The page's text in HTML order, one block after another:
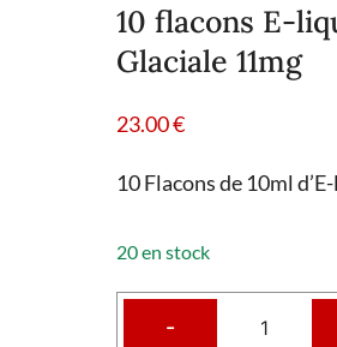
10 flacons E-
Glaciale 11mg
23.00€
10 Flacons de 10ml
20 en stock
-